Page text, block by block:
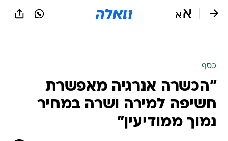
כסף
"הכשרה אנרגיה מאפשרת
חשיפה למירה ושרה במחיר
נמוך ממודיעין"